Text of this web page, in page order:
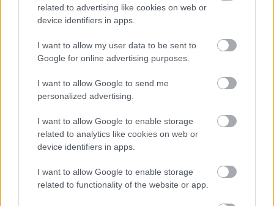
related to advertising like cookies on web or
device identifiers in apps.
I want to allow my user data to be sent to
Google for online advertising purposes.
I want to allow Google to send me
personalized advertising.
I want to allow Google to enable storage
related to analytics like cookies on web or
device identifiers in apps.
I want to allow Google to enable storage
related to functionality of the website or app.